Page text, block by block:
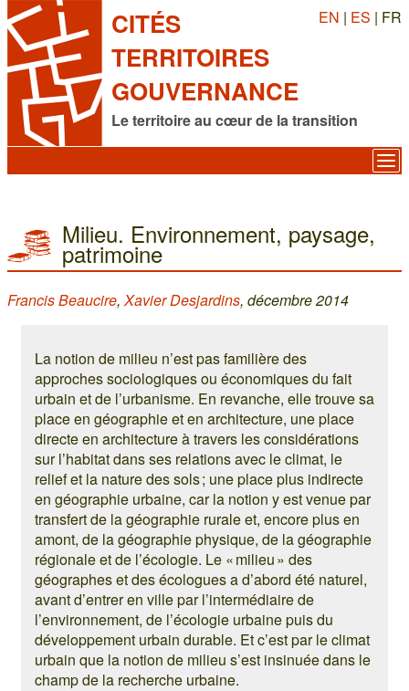
CITÉS
TERRITOIRES
GOUVERNANCE
Le territoire au cœur de la transition
EN | ES | FR
Milieu. Environnement, paysage,
patrimoine
Francis Beaucire,Xavier Desjardins, décembre 2014
La notion de milieu n’est pas familière des
approches sociologiques ou économiques du fait
urbain et de l’urbanisme. En revanche, elle trouve sa
place en géographie et en architecture, une place
directe en architecture à travers les considérations
sur l’habitat dans ses relations avec le climat, le
relief et la nature des sols ; une place plus indirecte
en géographie urbaine, car la notion y est venue par
transfert de la géographie rurale et, encore plus en
amont, de la géographie physique, de la géographie
régionale et de l’écologie. Le « milieu » des
géographes et des écologues a d’abord été naturel,
avant d’entrer en ville par l’intermédiaire de
l’environnement, de l’écologie urbaine puis du
développement urbain durable. Et c’est par le climat
urbain que la notion de milieu s’est insinuée dans le
champ de la recherche urbaine.